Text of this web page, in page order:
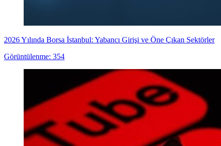
2026 Yılında Borsa İstanbul: Yabancı Girişi ve Öne Çıkan Sektörler
Görüntülenme: 354